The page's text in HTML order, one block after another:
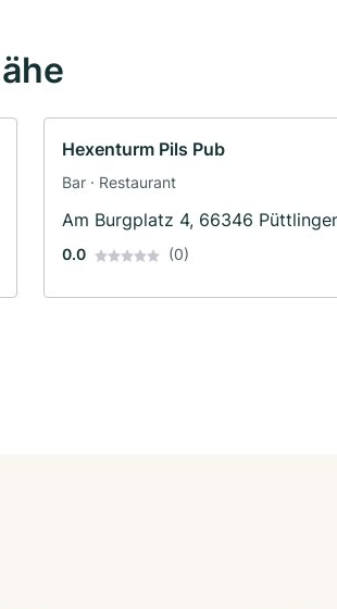
Hexenturm Pils Pub
Bar · Restaurant
Am Burgplatz 4, 66346
0.0 (0)